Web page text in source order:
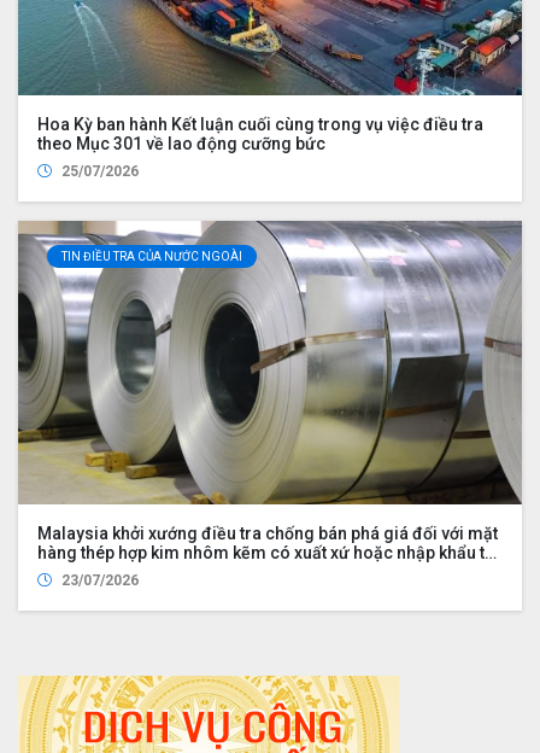
Hoa Kỳ ban hành Kết luận cuối cùng trong vụ việc điều tra
theo Mục 301 về lao động cưỡng bức
25/07/2026
TIN ĐIỀU TRA CỦA NƯỚC NGOÀI
Malaysia khởi xướng điều tra chống bán phá giá đối với mặt
hàng thép hợp kim nhôm kẽm có xuất xứ hoặc nhập khẩu từ
Việt Nam, Trung Quốc, Đài Loan – Trung Quốc
23/07/2026